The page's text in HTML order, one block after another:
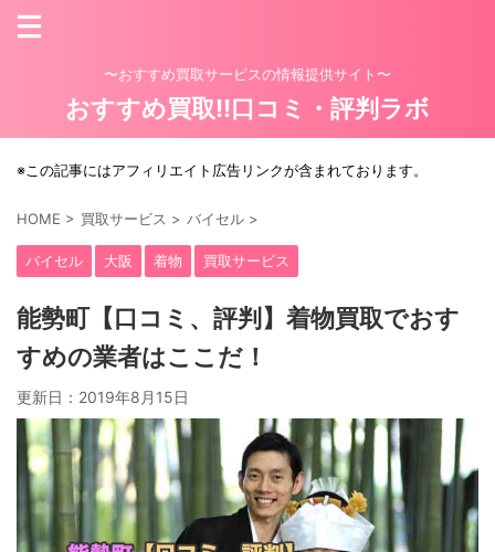
〜おすすめ買取サービスの情報提供サイト〜
おすすめ買取!!口コミ・評判ラボ
※この記事にはアフィリエイト広告リンクが含まれております。
HOME > 買取サービス > バイセル >
バイセル 大阪 着物 買取サービス
能勢町【口コミ、評判】着物買取でおす
すめの業者はここだ！
更新日： 2019年8月15日